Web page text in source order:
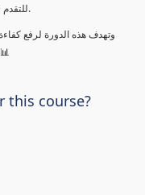
للتقدم لأي مناقصة أو تنفيذ أي مشروع لوحدة إدارة المشروع.
وتهدف هذه الدورة لرفع
الإنشائية والمدنية وعمليات
this course?